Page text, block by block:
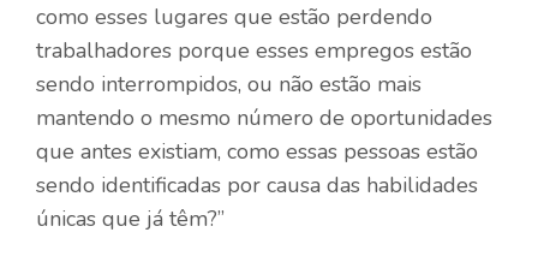
como esses lugares que estão perdendo
trabalhadores porque esses empregos estão
sendo interrompidos, ou não estão mais
mantendo o mesmo número de oportunidades
que antes existiam, como essas pessoas estão
sendo identificadas por causa das habilidades
únicas que já têm?”